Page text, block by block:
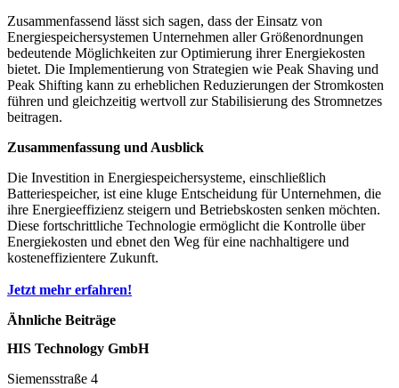
Zusammenfassend lässt sich sagen, dass der Einsatz von
Energiespeichersystemen Unternehmen aller Größenordnungen
bedeutende Möglichkeiten zur Optimierung ihrer Energiekosten
bietet. Die Implementierung von Strategien wie Peak Shaving und
Peak Shifting kann zu erheblichen Reduzierungen der Stromkosten
führen und gleichzeitig wertvoll zur Stabilisierung des Stromnetzes
beitragen.
Zusammenfassung und Ausblick
Die Investition in Energiespeichersysteme, einschließlich
Batteriespeicher, ist eine kluge Entscheidung für Unternehmen, die
ihre Energieeffizienz steigern und Betriebskosten senken möchten.
Diese fortschrittliche Technologie ermöglicht die Kontrolle über
Energiekosten und ebnet den Weg für eine nachhaltigere und
kosteneffizientere Zukunft.
Jetzt mehr erfahren!
Ähnliche Beiträge
HIS Technology GmbH
Siemensstraße 4